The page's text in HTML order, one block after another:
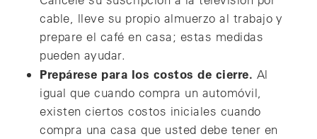
cable, lleve su propio almuerzo al trabajo y
prepare el café en casa; estas medidas
pueden ayudar.
Prepárese para los costos de cierre. Al
igual que cuando compra un automóvil,
existen ciertos costos iniciales cuando
compra una casa que usted debe tener en